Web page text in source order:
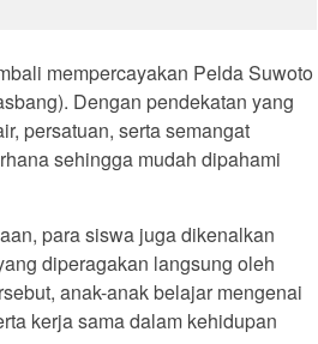
mempercayakan Pelda Suwoto
Dengan pendekatan yang
persatuan, serta semangat
sehingga mudah dipahami
para siswa juga dikenalkan
diperagakan langsung oleh
anak-anak belajar mengenai
kerja sama dalam kehidupan